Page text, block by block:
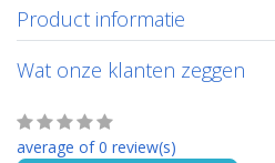
Product informatie
Wat onze klanten zeggen
average of 0 review(s)